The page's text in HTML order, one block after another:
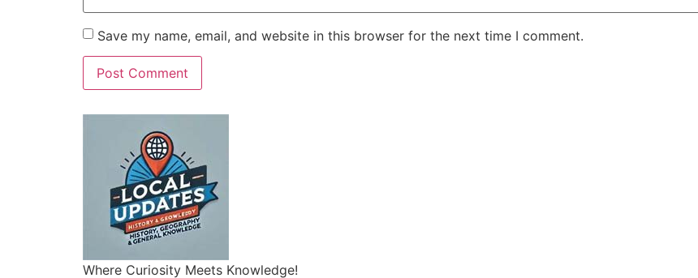
Save my name, email, and website in this browser for the next time I comment.
Where Curiosity Meets Knowledge!